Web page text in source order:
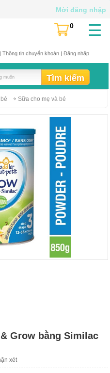
Thông tin chuyển khoản| Đăng nhập
☰
(
0
Mời đăng nhập
Sữa cho mẹ và bé
Grow bằng Similac
xét